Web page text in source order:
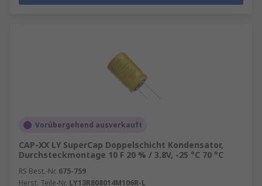
Vorübergehend ausverkauft
CAP-XX LY SuperCap Doppelschicht Kondensator,
Durchsteckmontage 10 F 20 % / 3.8V, -25 °C 70 °C
RS Best.-Nr. 675-759
Herst. Teile-Nr. LY13R808014M106R-L